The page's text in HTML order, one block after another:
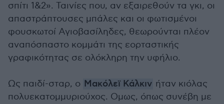
σπίτι 1&2». Ταινίες που, αν εξαιρεθούν τα γκι, οι
απαστράπτουσες μπάλες και οι φωτισμένοι
φουσκωτοί Αγιοβασίληδες, θεωρούνται πλέον
αναπόσπαστο κομμάτι της εορταστικής
γραφικότητας σε ολόκληρη την υφήλιο.
Ως παιδί-σταρ, ο Μακόλεϊ Κάλκιν ήταν κιόλας
πολυεκατομμυριούχος. Ομως, όπως συνέβη με